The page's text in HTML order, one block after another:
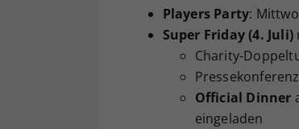
Players Party:
Super Friday (4. Juli)
Charity-
Official Dinner
eingeladen